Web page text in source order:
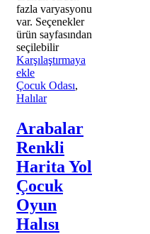
fazla varyasyonu
var. Seçenekler
ürün sayfasından
seçilebilir
Karşılaştırmaya
ekle
Çocuk Odası,
Halılar
Arabalar
Renkli
Harita Yol
Çocuk
Oyun
Halısı